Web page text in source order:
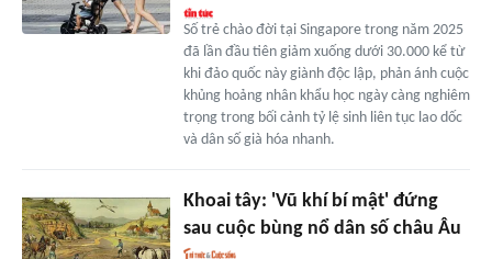
Số trẻ chào đời tại Singapore trong năm 2025
đã lần đầu tiên giảm xuống dưới 30.000 kể từ
khi đảo quốc này giành độc lập, phản ánh cuộc
khủng hoảng nhân khẩu học ngày càng nghiêm
trọng trong bối cảnh tỷ lệ sinh liên tục lao dốc
và dân số già hóa nhanh.
Khoai tây: 'Vũ khí bí mật' đứng
sau cuộc bùng nổ dân số châu Âu